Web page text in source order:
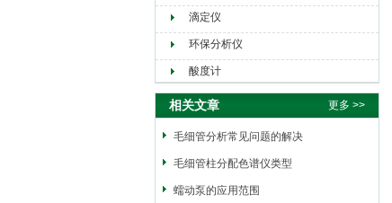
滴定仪
环保分析仪
酸度计
相关文章 更多 >>
毛细管分析常见问题的解决
毛细管柱分配色谱仪类型
蠕动泵的应用范围